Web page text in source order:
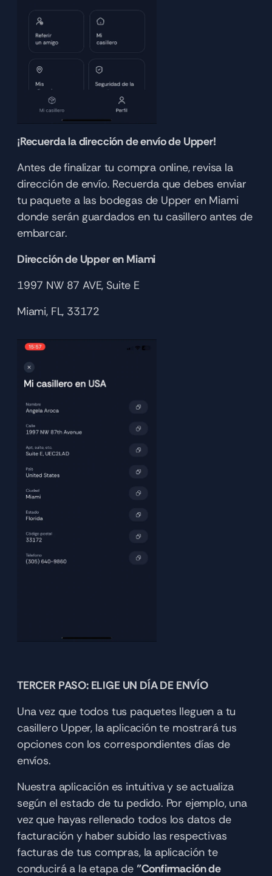
¡Recuerda la dirección de envío de Upper!
Antes de finalizar tu compra online, revisa la
dirección de envío. Recuerda que debes enviar
tu paquete a las bodegas de Upper en Miami
donde serán guardados en tu casillero antes de
embarcar.
Dirección de Upper en Miami
1997 NW 87 AVE, Suite E
Miami, FL, 33172
TERCER PASO: ELIGE UN DÍA DE ENVÍO
Una vez que todos tus paquetes lleguen a tu
casillero Upper, la aplicación te mostrará tus
opciones con los correspondientes días de
envíos.
Nuestra aplicación es intuitiva y se actualiza
según el estado de tu pedido. Por ejemplo, una
vez que hayas rellenado todos los datos de
facturación y haber subido las respectivas
facturas de tus compras, la aplicación te
conducirá a la etapa de "Confirmación de